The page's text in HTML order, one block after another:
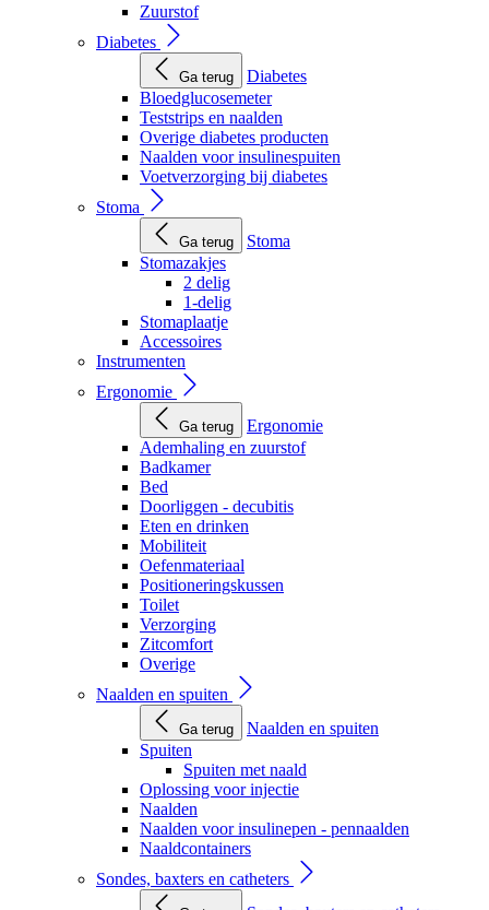
Zuurstof
Diabetes
Ga terug
Diabetes
Bloedglucosemeter
Teststrips en naalden
Overige diabetes producten
Naalden voor insulinespuiten
Voetverzorging bij diabetes
Stoma
Ga terug
Stoma
Stomazakjes
2 delig
1-delig
Stomaplaatje
Accessoires
Instrumenten
Ergonomie
Ga terug
Ergonomie
Ademhaling en zuurstof
Badkamer
Bed
Doorliggen - decubitis
Eten en drinken
Mobiliteit
Oefenmateriaal
Positioneringskussen
Toilet
Verzorging
Zitcomfort
Overige
Naalden en spuiten
Ga terug
Naalden en spuiten
Spuiten
Spuiten met naald
Oplossing voor injectie
Naalden
Naalden voor insulinepen - pennaalden
Naaldcontainers
Sondes, baxters en catheters